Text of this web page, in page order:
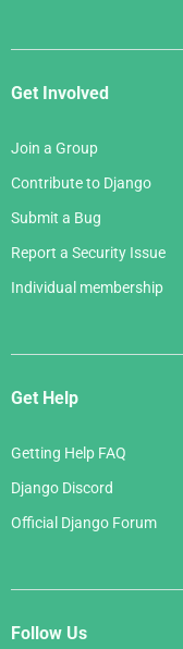
Get Involved
Join a Group
Contribute to Django
Submit a Bug
Report a Security Issue
Individual membership
Get Help
Getting Help FAQ
Django Discord
Official Django Forum
Follow Us